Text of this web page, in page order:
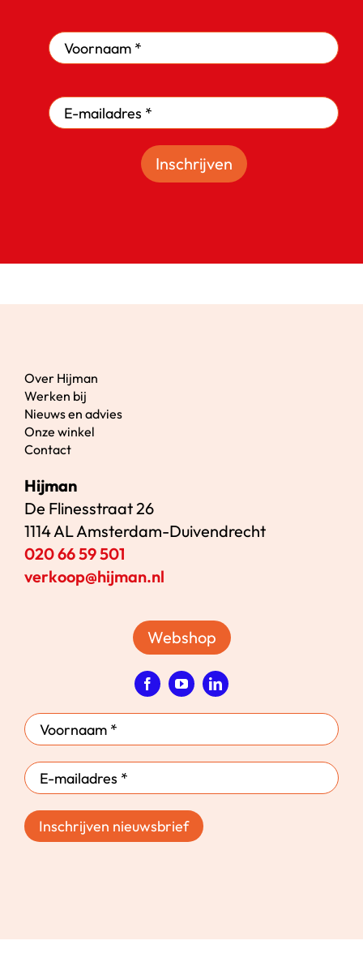
Inschrijven
Over Hijman
Werken bij
Nieuws en advies
Onze winkel
Contact
Hijman
De Flinesstraat 26
1114 AL Amsterdam-Duivendrecht
020 66 59 501
verkoop@hijman.nl
Webshop
Inschrijven nieuwsbrief